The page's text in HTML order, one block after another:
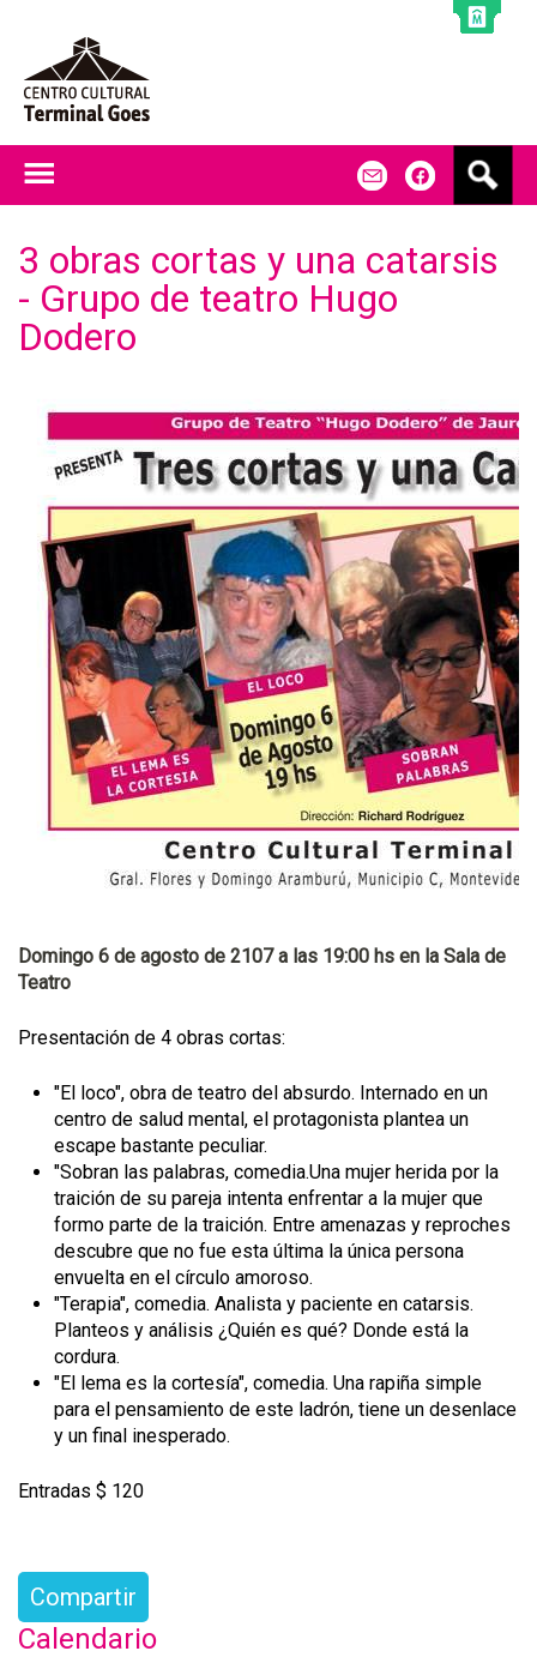
3 obras cortas y una catarsis
- Grupo de teatro Hugo
Dodero
Domingo 6 de agosto de 2107 a las 19:00 hs en la Sala de
Teatro
Presentación de 4 obras cortas:
"El loco", obra de teatro del absurdo. Internado en un
centro de salud mental, el protagonista plantea un
escape bastante peculiar.
"Sobran las palabras, comedia.Una mujer herida por la
traición de su pareja intenta enfrentar a la mujer que
formo parte de la traición. Entre amenazas y reproches
descubre que no fue esta última la única persona
envuelta en el círculo amoroso.
"Terapia", comedia. Analista y paciente en catarsis.
Planteos y análisis ¿Quién es qué? Donde está la
cordura.
"El lema es la cortesía", comedia. Una rapiña simple
para el pensamiento de este ladrón, tiene un desenlace
y un final inesperado.
Entradas $ 120
Compartir
Calendario
s
a